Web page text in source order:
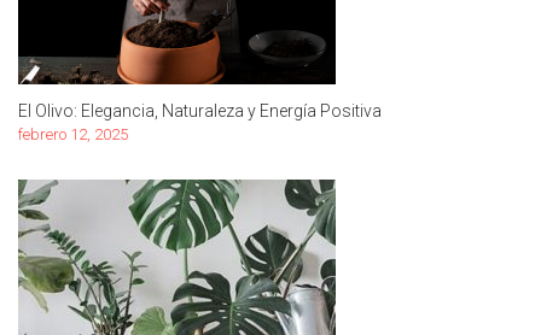
El Olivo: Elegancia, Naturaleza y Energía Positiva
febrero 12, 2025